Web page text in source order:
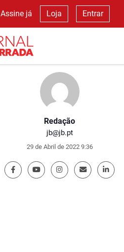
Assine já Loja Entrar
Redação
jb@jb.pt
29 de Abril de 2022 9:36